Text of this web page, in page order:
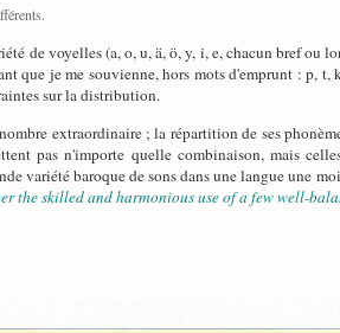
de voyelles (a, o, u, ä, ö, y, i, e, chacun bref
que je me souvienne, hors mots d'emprunt : p,
sur la distribution.
extraordinaire ; la répartition de ses
pas n'importe quelle combinaison, mais
variété baroque de sons dans une langue une
the skilled and harmonious use of a few well-